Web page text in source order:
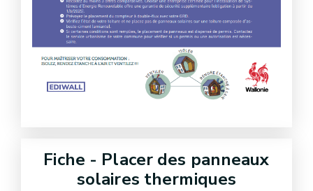
Fiche - Placer des panneaux
solaires thermiques